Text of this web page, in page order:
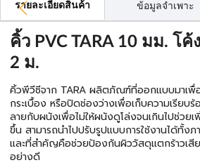
รายละเอียดสินค้า ข้อมูลจำเพาะ
คิ้ว PVC TARA 10 มม. โ
2 ม.
คิ้วพีวีซีจาก TARA ผลิตภัณฑ์ที่ออกแบบมาเพื่อ
กระเบื้อง หรือปิดช่องว่างเพื่อเก็บความเรียบ
ลายกับผนังเพื่อไม่ให้ผนังดูโล่งจนเกินไปช่วย
ขึ้น สามารถนำไปปรับรูปแบบการใช้งานได้ทั้งภ
และที่สำคัญคือช่วยป้องกันผิววัสดุแตกร้าวเสีย
อย่างดี